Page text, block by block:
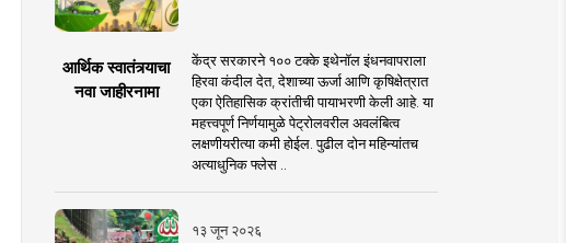
आर्थिक स्वातंत्र्याचा
नवा जाहीरनामा
केंद्र सरकारने १०० टक्के इथेनॉल इंधनवापराला
हिरवा कंदील देत, देशाच्या ऊर्जा आणि कृषिक्षेत्रात
एका ऐतिहासिक क्रांतीची पायाभरणी केली आहे. या
महत्त्वपूर्ण निर्णयामुळे पेट्रोलवरील अवलंबित्व
लक्षणीयरीत्या कमी होईल. पुढील दोन महिन्यांतच
अत्याधुनिक फ्लेस ..
१३ जून २०२६